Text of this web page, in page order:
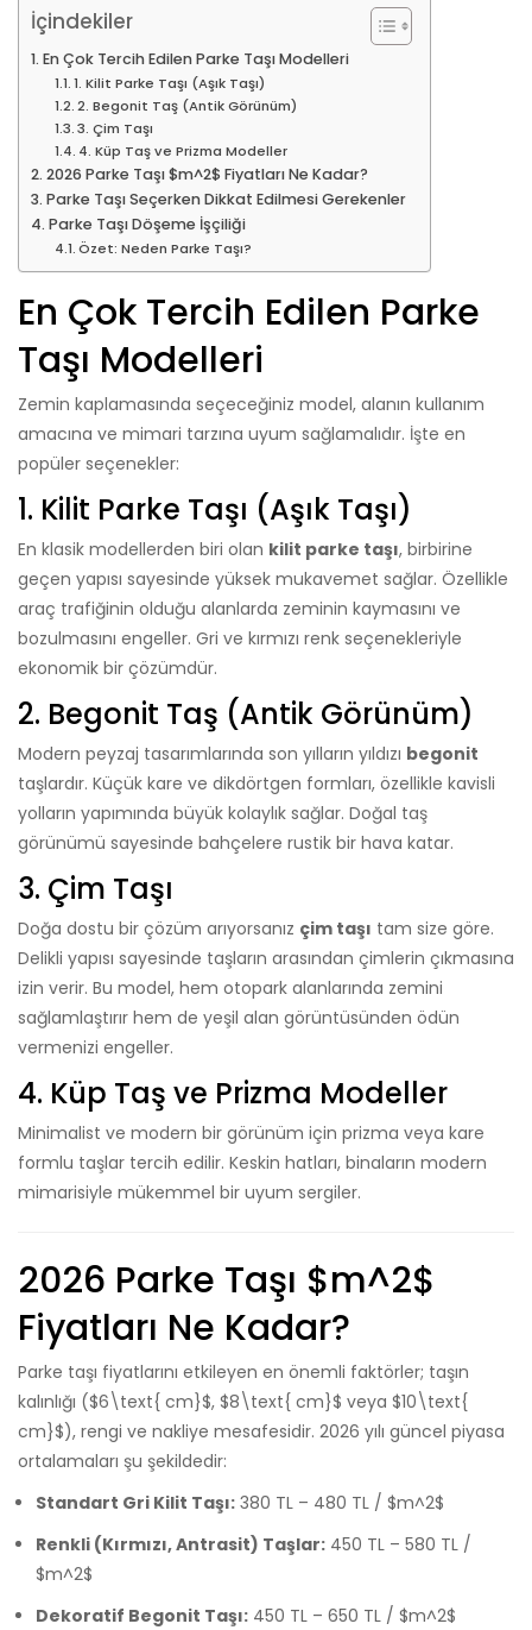
İçindekiler
En Çok Tercih Edilen Parke Taşı Modelleri
1. Kilit Parke Taşı (Aşık Taşı)
2. Begonit Taş (Antik Görünüm)
3. Çim Taşı
4. Küp Taş ve Prizma Modeller
2026 Parke Taşı $m^2$ Fiyatları Ne Kadar?
Parke Taşı Seçerken Dikkat Edilmesi Gerekenler
Parke Taşı Döşeme İşçiliği
Özet: Neden Parke Taşı?
En Çok Tercih Edilen Parke
Taşı Modelleri
Zemin kaplamasında seçeceğiniz model, alanın kullanım
amacına ve mimari tarzına uyum sağlamalıdır. İşte en
popüler seçenekler:
1. Kilit Parke Taşı (Aşık Taşı)
En klasik modellerden biri olan kilit parke taşı, birbirine
geçen yapısı sayesinde yüksek mukavemet sağlar. Özellikle
araç trafiğinin olduğu alanlarda zeminin kaymasını ve
bozulmasını engeller. Gri ve kırmızı renk seçenekleriyle
ekonomik bir çözümdür.
2. Begonit Taş (Antik Görünüm)
Modern peyzaj tasarımlarında son yılların yıldızı begonit
taşlardır. Küçük kare ve dikdörtgen formları, özellikle kavisli
yolların yapımında büyük kolaylık sağlar. Doğal taş
görünümü sayesinde bahçelere rustik bir hava katar.
3. Çim Taşı
Doğa dostu bir çözüm arıyorsanız çim taşı tam size göre.
Delikli yapısı sayesinde taşların arasından çimlerin çıkmasına
izin verir. Bu model, hem otopark alanlarında zemini
sağlamlaştırır hem de yeşil alan görüntüsünden ödün
vermenizi engeller.
4. Küp Taş ve Prizma Modeller
Minimalist ve modern bir görünüm için prizma veya kare
formlu taşlar tercih edilir. Keskin hatları, binaların modern
mimarisiyle mükemmel bir uyum sergiler.
2026 Parke Taşı $m^2$
Fiyatları Ne Kadar?
Parke taşı fiyatlarını etkileyen en önemli faktörler; taşın
kalınlığı ($6\text{ cm}$, $8\text{ cm}$ veya $10\text{
cm}$), rengi ve nakliye mesafesidir. 2026 yılı güncel piyasa
ortalamaları şu şekildedir:
Standart Gri Kilit Taşı: 380 TL – 480 TL / $m^2$
Renkli (Kırmızı, Antrasit) Taşlar: 450 TL – 580 TL /
$m^2$
Dekoratif Begonit Taşı: 450 TL – 650 TL / $m^2$